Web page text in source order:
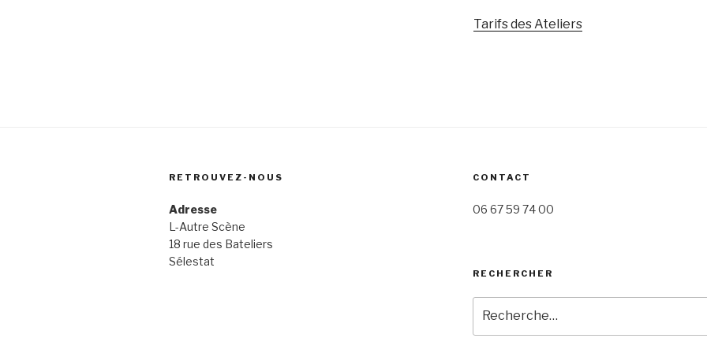
Tarifs des Ateliers
RETROUVEZ-NOUS
Adresse
L-Autre Scène
18 rue des Bateliers
Sélestat
CONTACT
06 67 59 74 00
RECHERCHER
pour
: